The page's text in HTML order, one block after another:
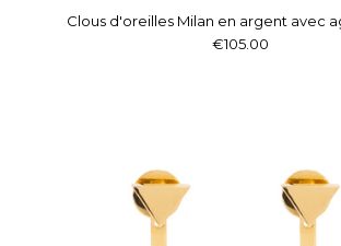
Clous d'oreilles Milan en argent avec
€105.00